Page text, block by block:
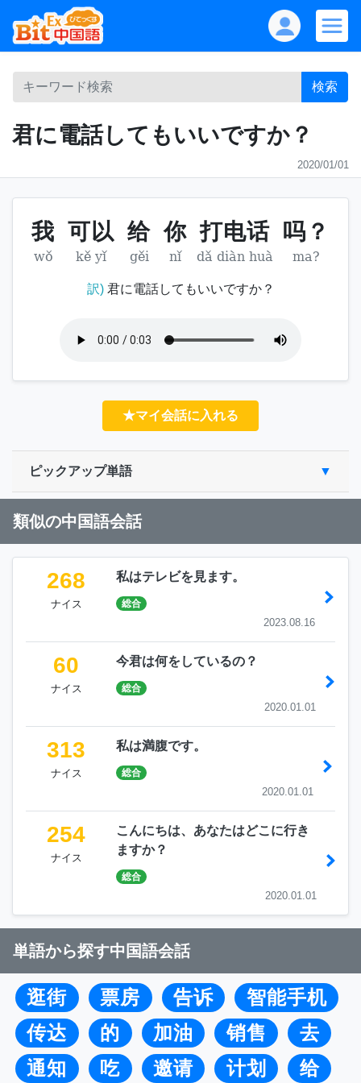
検索
君に電話してもいいですか？
2020/01/01
我 可以 给 你 打电话 吗？
wǒ kě yǐ gěi nǐ dǎ diàn huà ma?
訳)君に電話してもいいですか？
★マイ会話に入れる
ピックアップ単語
類似の中国語会話
268
ナイス
私はテレビを見ます。
総合
2023.08.16
60
ナイス
今君は何をしているの？
総合
2020.01.01
313
ナイス
私は満腹です。
総合
2020.01.01
254
ナイス
こんにちは、あなたはどこに行き
ますか？
総合
2020.01.01
単語から探す中国語会話
逛街 票房 告诉
智能手机
传达
的 加油 销售
去
通知
吃 邀请 计划 给